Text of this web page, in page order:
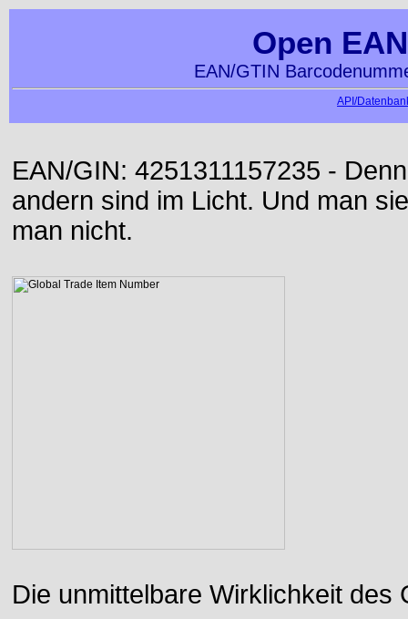
Open
EAN/GTIN
API/
EAN/GIN: 4251311157235 -
andern sind im Licht. Und man
man nicht.
Die unmittelbare Wirklichkeit des